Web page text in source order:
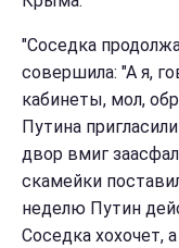
"Соседка
совершила: "А я,
кабинеты, мол,
Путина
двор вмиг
скамейки
неделю Путин
Соседка хохочет,